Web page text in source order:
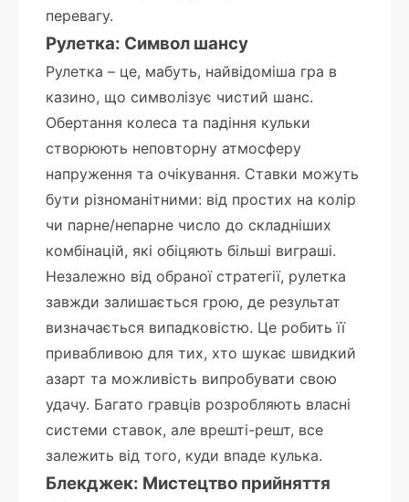
перевагу.
Рулетка: Символ шансу
Рулетка – це, мабуть, найвідоміша гра в
казино, що символізує чистий шанс.
Обертання колеса та падіння кульки
створюють неповторну атмосферу
напруження та очікування. Ставки можуть
бути різноманітними: від простих на колір
чи парне/непарне число до складніших
комбінацій, які обіцяють більші виграші.
Незалежно від обраної стратегії, рулетка
завжди залишається грою, де результат
визначається випадковістю. Це робить її
привабливою для тих, хто шукає швидкий
азарт та можливість випробувати свою
удачу. Багато гравців розробляють власні
системи ставок, але врешті-решт, все
залежить від того, куди впаде кулька.
Блекджек: Мистецтво прийняття